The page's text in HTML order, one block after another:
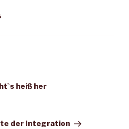
heiß her
der Integration